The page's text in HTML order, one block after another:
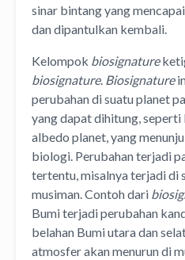
sinar bintang yang
dan dipantulkan kembali.
Kelompok biosignature
biosignature. Biosignature
perubahan di suatu planet
yang dapat dihitung, seperti
albedo planet, yang
biologi. Perubahan terjadi
tertentu, misalnya terjadi di
musiman. Contoh dari
Bumi terjadi perubahan
belahan Bumi utara dan
atmosfer akan menurun di